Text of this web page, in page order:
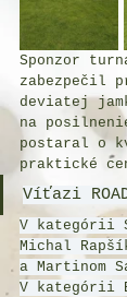
Sponzor
zabezpečil
deviatej
na
postaral o
praktické
Víťazi
V kategórii
Michal
a Martinom
V kategórii